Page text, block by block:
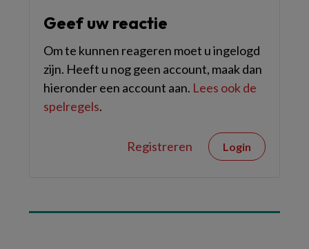
Geef uw reactie
Om te kunnen reageren moet u ingelogd
zijn. Heeft u nog geen account, maak dan
hieronder een account aan. Lees ook de
spelregels.
Registreren Login